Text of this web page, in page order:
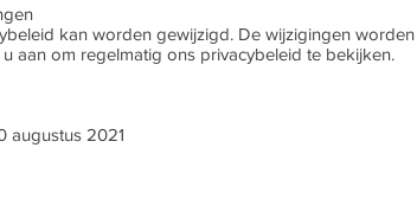
kan worden gewijzigd. De wijzigingen
aan om regelmatig ons privacybeleid te bekijken.
augustus 2021